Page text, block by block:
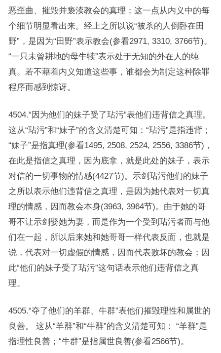
恶歪曲、摧毁并亵渎教会的真理；这一点从内义中的每
个细节明显看出来。经上之所以说“被杀的人倒卧在田
野”，是因为“田野”表示教会(参看2971, 3310, 3766节)。
“一只未曾耕地的母牛犊”表示处于无知的外在人的纯
真。若不藉着内义知道这些事，谁都会为制定这种除罪
程序而感到惊讶。
4504.“因为他们的妹子受了玷污”表他们违背信之真理。
这从“玷污”和“妹子”的含义清楚可知：“玷污”是指违背；
“妹子”是指真理(参看1495, 2508, 2524, 2556, 3386节)，
在此是指信之真理，因为底拿，就是此处的妹子，表示
对信的一切事物的情感(4427节)。示剑玷污他们的妹子
之所以表示他们违背信之真理，是因为她代表对一切真
理的情感，因而教会本身(3963, 3964节)。由于她的哥
哥不让示剑娶她为妻，而是作为一个受到玷污者而与他
们在一起，所以后来她和她哥哥一样代表反面，也就是
说，代表对一切虚假的情感，因而代表败坏的教会；因
此“他们的妹子受了玷污”这句话表示他们违背信之真
理。
4505.“夺了他们的羊群、牛群”表他们摧毁理性和属世的
良善。 这从“羊群”和“牛群”的含义清楚可知： “羊群”是
指理性良善；“牛群”是指属世良善(参看2566节)。